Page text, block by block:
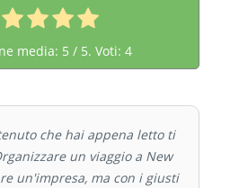
7 stelle, il Dakota resta un
media: 5 / 5. Voti: 4
che hai appena letto ti
un viaggio a New
un'impresa, ma con i giusti